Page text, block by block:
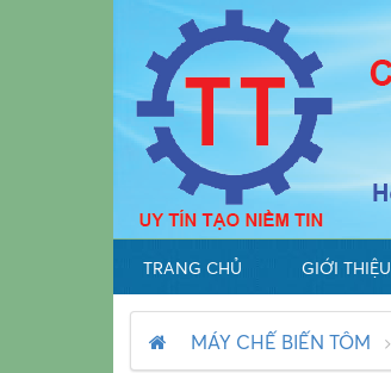
TRANG CHỦ GIỚI THIỆU
MÁY CHẾ BIẾN TÔM